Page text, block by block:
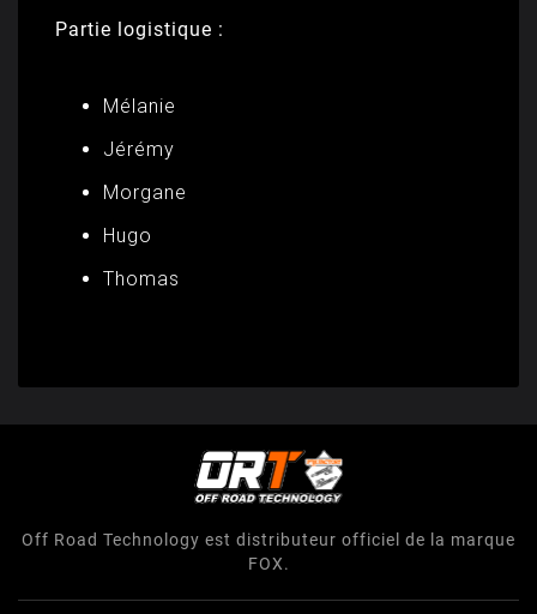
Partie logistique :
Mélanie
Jérémy
Morgane
Hugo
Thomas
Off Road Technology est distributeur officiel de la marque
FOX.